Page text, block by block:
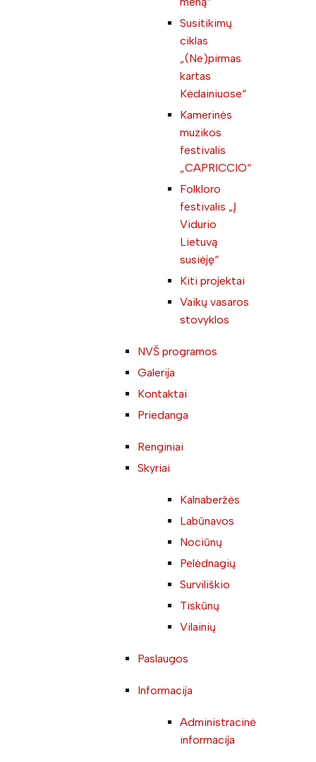
Susitikimų
ciklas
„(Ne)pirmas
kartas
Kėdainiuose“
Kamerinės
muzikos
festivalis
„CAPRICCIO“
Folkloro
festivalis „Į
Vidurio
Lietuvą
susiėję“
Kiti projektai
Vaikų vasaros
stovyklos
NVŠ programos
Galerija
Kontaktai
Priedanga
Renginiai
Skyriai
Kalnaberžės
Labūnavos
Nociūnų
Pelėdnagių
Surviliškio
Tiskūnų
Vilainių
Paslaugos
Informacija
Administracinė
informacija